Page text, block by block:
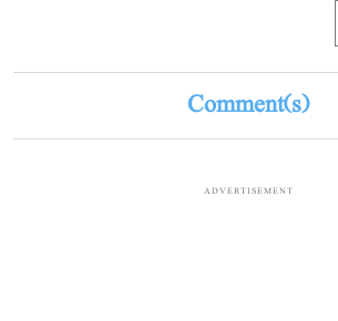
Comment(s)
ADVERTISEMENT